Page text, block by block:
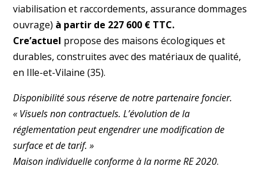
viabilisation et raccordements, assurance dommages
ouvrage) à partir de 227 600 € TTC.
Cre’actuel propose des maisons écologiques et
durables, construites avec des matériaux de qualité,
en Ille-et-Vilaine (35).
Disponibilité sous réserve de notre partenaire foncier.
« Visuels non contractuels. L’évolution de la
réglementation peut engendrer une modification de
surface et de tarif. »
Maison individuelle conforme à la norme RE 2020.